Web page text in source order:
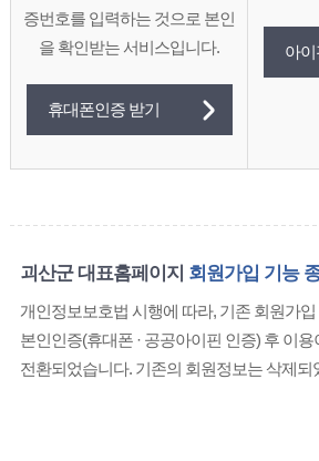
증번호를 입력하는 것으로 본인
을 확인받는 서비스입니다.
휴대폰인증 받기
아
괴산군 대표홈페이지 회원가입 기능
개인정보보호법 시행에 따라, 기존 회원가
본인인증(휴대폰 · 공공아이핀 인증) 후 이
전환되었습니다. 기존의 회원정보는 삭제되